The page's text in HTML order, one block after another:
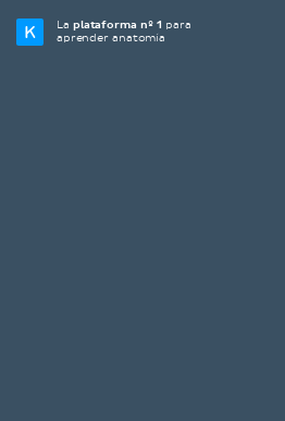
Laplataforma nº 1 para
aprender anatomía